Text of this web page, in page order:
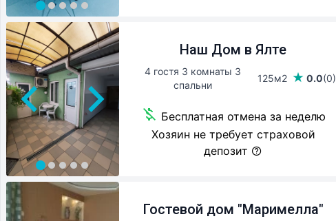
Наш Дом в Ялте
4 гостя 3 комнаты 3
спальни
125м2 0.0(0)
Бесплатная отмена за неделю
Хозяин не требует страховой
депозит
Гостевой дом "Маримелла"